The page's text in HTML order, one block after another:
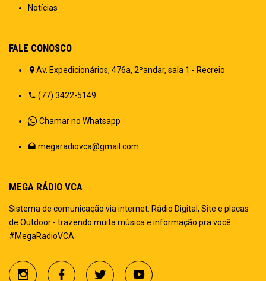
Notícias
FALE CONOSCO
Av. Expedicionários, 476a, 2ºandar, sala 1 - Recreio
(77) 3422-5149
Chamar no Whatsapp
megaradiovca@gmail.com
MEGA RÁDIO VCA
Sistema de comunicação via internet. Rádio Digital, Site e placas
de Outdoor - trazendo muita música e informação pra você.
#MegaRadioVCA